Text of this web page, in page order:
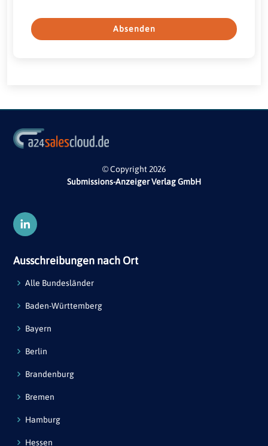
Absenden
© Copyright 2026
Submissions-Anzeiger Verlag GmbH
Ausschreibungen nach Ort
Alle Bundesländer
Baden-Württemberg
Bayern
Berlin
Brandenburg
Bremen
Hamburg
Hessen